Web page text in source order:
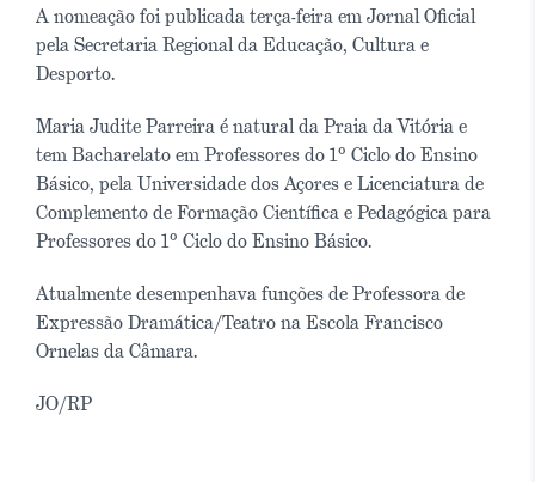
A nomeação foi publicada terça-feira em Jornal Oficial
pela Secretaria Regional da Educação, Cultura e
Desporto.
Maria Judite Parreira é natural da Praia da Vitória e
tem Bacharelato em Professores do 1º Ciclo do Ensino
Básico, pela Universidade dos Açores e Licenciatura de
Complemento de Formação Científica e Pedagógica para
Professores do 1º Ciclo do Ensino Básico.
Atualmente desempenhava funções de Professora de
Expressão Dramática/Teatro na Escola Francisco
Ornelas da Câmara.
JO/RP